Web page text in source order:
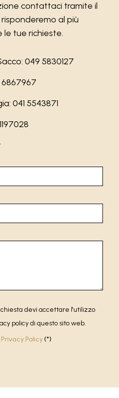
contattaci tramite il
al più
tue richieste.
049 5830127
041 5543871
devi accettare l'utilizzo
policy di questo sito web.
Privacy Policy(*)